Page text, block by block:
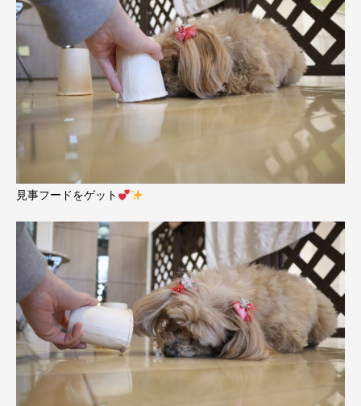
見事フードをゲット